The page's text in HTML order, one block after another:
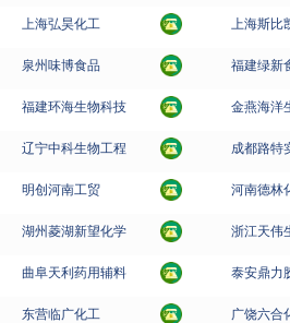
上海弘昊化工 上海斯比
泉州味博食品 福建绿新
福建环海生物科技 金燕海洋
辽宁中科生物工程 成都路特
明创河南工贸 河南德林
湖州菱湖新望化学 浙江天伟
曲阜天利药用辅料 泰安鼎力
东营临广化工 广饶六合